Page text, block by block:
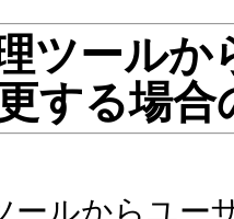
ツール
する場
ールからユー